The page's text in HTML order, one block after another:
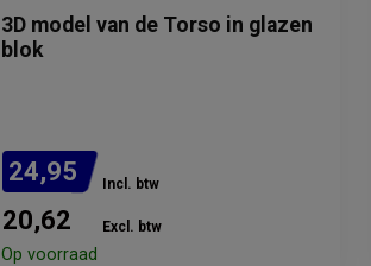
3D model van de Torso in glazen
blok
24,95 Incl. btw
20,62 Excl. btw
Op voorraad